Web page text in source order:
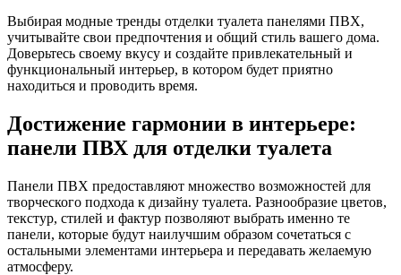
Выбирая модные тренды отделки туалета панелями ПВХ,
учитывайте свои предпочтения и общий стиль вашего дома.
Доверьтесь своему вкусу и создайте привлекательный и
функциональный интерьер, в котором будет приятно
находиться и проводить время.
Достижение гармонии в интерьере:
панели ПВХ для отделки туалета
Панели ПВХ предоставляют множество возможностей для
творческого подхода к дизайну туалета. Разнообразие цветов,
текстур, стилей и фактур позволяют выбрать именно те
панели, которые будут наилучшим образом сочетаться с
остальными элементами интерьера и передавать желаемую
атмосферу.